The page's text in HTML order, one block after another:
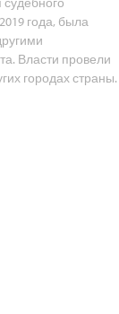
года, была
Власти провели
городах страны.